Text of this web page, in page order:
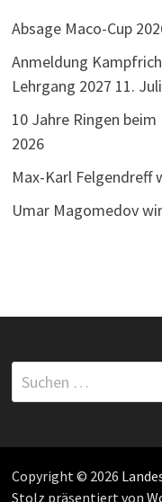
Absage Maco-Cup
Anmeldung
Lehrgang 2027 11.
10 Jahre Ringen
2026
Max-Karl Felgendreff
Umar Magomedov
Suchen
nach:
Copyright © 2026
Stolz präsentiert von